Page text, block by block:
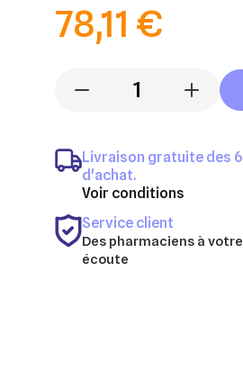
78,11 €
- +
Livraison gratuite des
d'achat.
Voir conditions
Service client
Des pharmaciens à votre
écoute